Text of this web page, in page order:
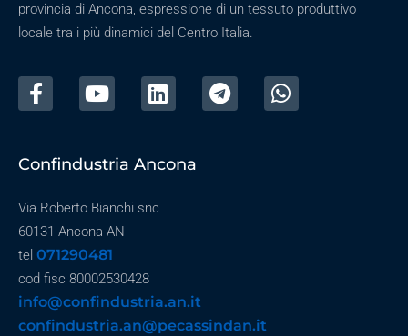
provincia di Ancona, espressione di un tessuto produttivo
locale tra i più dinamici del Centro Italia.
Confindustria Ancona
Via Roberto Bianchi snc
60131 Ancona AN
tel 071290481
cod fisc 80002530428
info@confindustria.an.it
confindustria.an@pecassindan.it